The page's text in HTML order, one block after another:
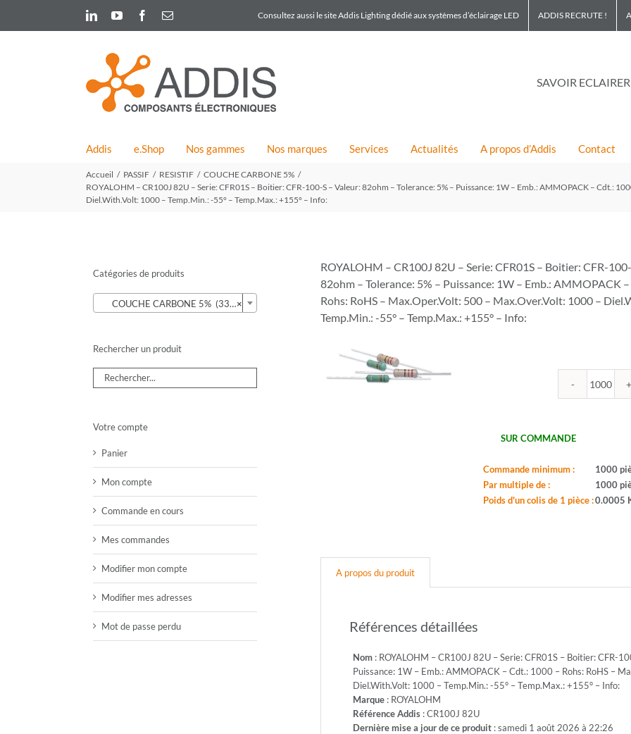
content
LinkedInYouTubeFacebook
Email Consultez aussi le site Addis Lighting dédié aux systèmes d’éclairage LED ADDIS RECRUTE !
SAVOIR
Addis e.Shop Nos gammes Nos marques Services Actualités A propos d’Addis Contact
Accueil PASSIF RESISTIF
COUCHE CARBONE 5%
ROYALOHM – CR100J 82U – Serie: CFR01S – Boitier: CFR-100-S – Valeur: 82ohm – Tolerance: 5% – Puissance: 1W – Emb.: AMMOPACK – Cdt.:
Diel.With.Volt: 1000 – Temp.Min.: -55° – Temp.Max.: +155° – Info:
ROYALOHM – CR100J 82U – Serie: CFR01S – Boitier: CFR-
82ohm – Tolerance: 5% – Puissance: 1W – Emb.: AMMOPACK
Rohs: RoHS – Max.Oper.Volt: 500 – Max.Over.Volt: 1000 –
Temp.Min.: -55° – Temp.Max.: +155° – Info:
quantité
-
Serie:
-
5%
-
Emb.:
SUR COMMANDE
Commande minimum :
1000
Par multiple de :
1000
Poids d'un colis de 1 pièce :0.0005
A propos du produit
Références détaillées
Nom : ROYALOHM – CR100J 82U – Serie: CFR01S – Boitier: CFR-
Puissance: 1W – Emb.: AMMOPACK – Cdt.: 1000 – Rohs: RoHS –
Diel.With.Volt: 1000 – Temp.Min.: -55° – Temp.Max.: +155° – Info:
Marque : ROYALOHM
Référence Addis : CR100J 82U
Dernière mise a jour de ce produit : samedi 1 août 2026 à 22:26
Catégories de produits
×
COUCHE CARBONE 5% (339)
Rechercher un produit
Votre compte
Panier
Mon compte
Commande en cours
Mes commandes
Modifier mon compte
Modifier mes adresses
Mot de passe perdu